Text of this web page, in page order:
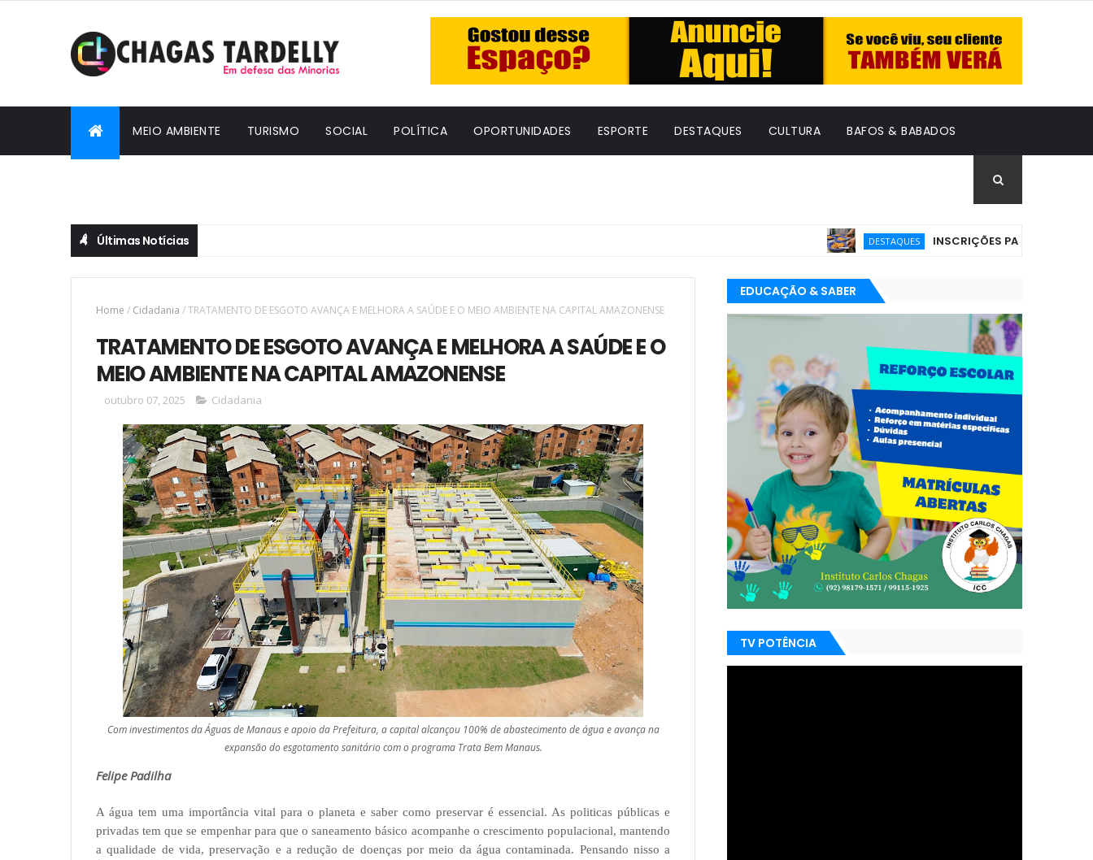
MEIO AMBIENTE TURISMO SOCIAL POLÍTICA OPORTUNIDADES ESPORTE DESTAQUES CULTURA BAFOS & BABADOS
Últimas Notícias DESTAQUES INSCRIÇÕES PARA O PRÊMIO
Home / Cidadania /TRATAMENTO DE ESGOTO AVANÇA E MELHORA A SAÚDE E O MEIO AMBIENTE NA CAPITAL AMAZONENSE
TRATAMENTO DE ESGOTO AVANÇA E MELHORA A SAÚDE E O
MEIO AMBIENTE NA CAPITAL AMAZONENSE
outubro 07, 2025 Cidadania
Com investimentos da Águas de Manaus e apoio da Prefeitura, a capital alcançou 100% de abastecimento de água e avança na
expansão do esgotamento sanitário com o programa Trata Bem Manaus.
Felipe Padilha
A água tem uma importância vital para o planeta e saber como preservar é essencial. As politicas públicas e
privadas tem que se empenhar para que o saneamento básico acompanhe o crescimento populacional, mantendo
a qualidade de vida, preservação e a redução de doenças por meio da água contaminada. Pensando nisso a
EDUCAÇÃO & SABER
TV POTÊNCIA